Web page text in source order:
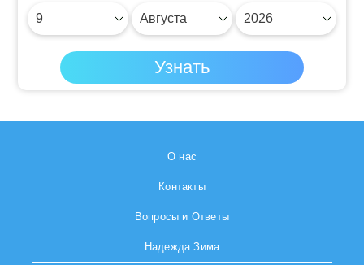
О нас
Контакты
Вопросы и Ответы
Надежда Зима